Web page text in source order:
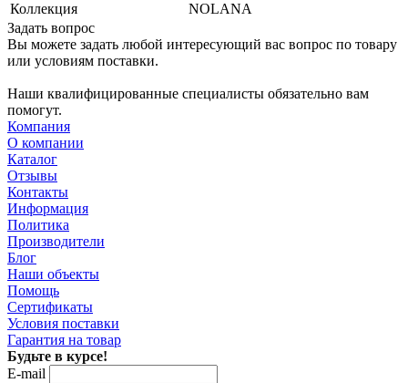
Коллекция
NOLANA
Задать вопрос
Вы можете задать любой интересующий вас вопрос по товару
или условиям поставки.
Наши квалифицированные специалисты обязательно вам
помогут.
Компания
О компании
Каталог
Отзывы
Контакты
Информация
Политика
Производители
Блог
Наши объекты
Помощь
Сертификаты
Условия поставки
Гарантия на товар
Будьте в курсе!
E-mail